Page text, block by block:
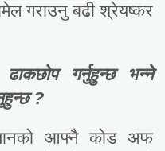
गराउनु बढी श्रेयष्कर
ढाकछोप गर्नुहुन्छ भन्ने
?
आफ्नै कोड अफ